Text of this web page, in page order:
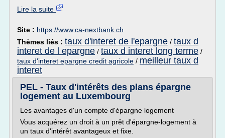
Lire la suite
Site : https://www.ca-nextbank.ch
Thèmes liés : taux d'interet de l'epargne / taux d
interet de l epargne / taux d interet long terme /
taux d'interet epargne credit agricole / meilleur taux d
interet
PEL - Taux d'intérêts des plans épargne
logement au Luxembourg
Les avantages d'un compte d'épargne logement
Vous acquérez un droit à un prêt d'épargne-logement à
un taux d'intérêt avantageux et fixe.